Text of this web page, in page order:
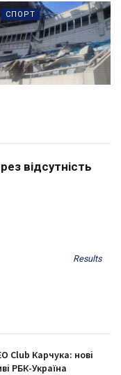
СПОРТ
відсутність
Results
Club Карчука: нові
РБК-Україна